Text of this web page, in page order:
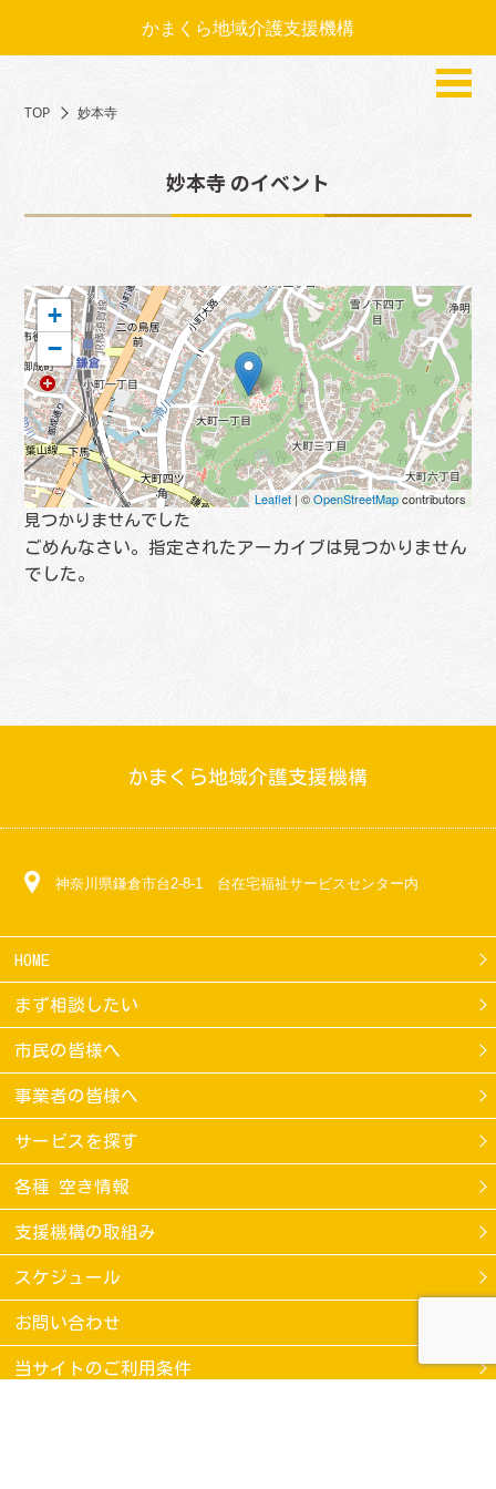
かまくら地域介護支援機構
TOP 妙本寺
妙本寺のイベント
+
−
Leaflet| ©OpenStreetMapcontributors
見つかりませんでした
ごめんなさい。指定されたアーカイブは見つかりません
でした。
かまくら地域介護支援機構
神奈川県鎌倉市台2-8-1 台在宅福祉サービスセンター内
HOME
まず相談したい
市民の皆様へ
事業者の皆様へ
サービスを探す
各種 空き情報
支援機構の取組み
スケジュール
お問い合わせ
当サイトのご利用条件